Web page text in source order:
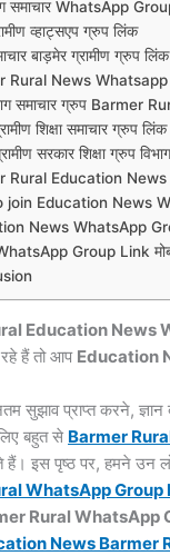
समाचार WhatsApp
व्हाट्सएप ग्रुप लिंक
बाड़मेर ग्रामीण ग्रुप लिंक
Rural News
समाचार ग्रुप Barmer
शिक्षा समाचार ग्रुप लिंक
सरकार शिक्षा ग्रुप
Rural Education
join Education News
News WhatsApp
Group Link
Education News
हैं तो आप Education
सुझाव प्राप्त करने,
बहुत से Barmer
हैं। इस पृष्ठ पर, हमने उन
WhatsApp Group
Rural WhatsApp
News Barmer